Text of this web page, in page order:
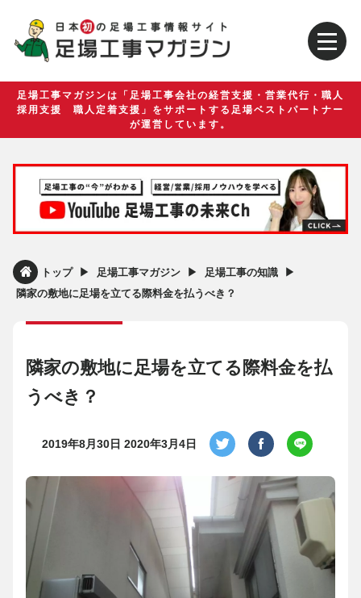
足場工事マガジンは「足場工事会社の経営支援・営業代行・職人
採用支援 職人定着支援」をサポートする足場ベストパートナー
が運営しています。
トップ ▶︎ 足場工事マガジン ▶︎ 足場工事の知識 ▶︎
隣家の敷地に足場を立てる際料金を払うべき？
隣家の敷地に足場を立てる際料金を払
うべき？
2019年8月30日 2020年3月4日